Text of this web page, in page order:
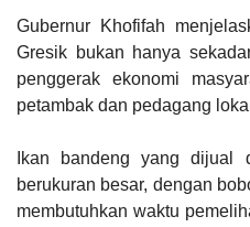
Gubernur Khofifah
Gresik bukan hanya
penggerak ekonomi
petambak dan pedagang
Ikan bandeng yang dijual
berukuran besar, dengan
membutuhkan waktu